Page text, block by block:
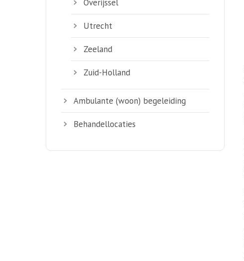
Overijssel
Utrecht
Zeeland
Zuid-Holland
Ambulante (woon) begeleiding
Behandellocaties